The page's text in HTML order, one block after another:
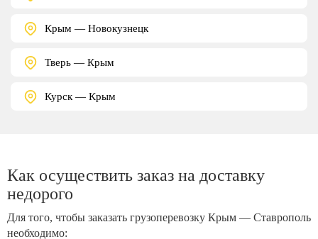
Крым — Новокузнецк
Тверь — Крым
Курск — Крым
Как осуществить заказ на доставку
недорого
Для того, чтобы заказать грузоперевозку Крым — Ставрополь
необходимо: